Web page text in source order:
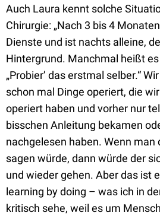
Auch Laura kennt solche
Chirurgie: „Nach 3 bis 4
Dienste und ist nachts alleine,
Hintergrund. Manchmal heißt
„Probier’ das erstmal selber.“
schon mal Dinge operiert, die
operiert haben und vorher nur
bisschen Anleitung bekamen
nachgelesen haben. Wenn man
sagen würde, dann würde der
und wieder gehen. Aber das ist
learning by doing – was ich in
kritisch sehe, weil es um